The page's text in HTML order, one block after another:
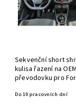
Sekvenční short
kulisa řazení na OEM
převodovku pro
Do 10 pracovních dní